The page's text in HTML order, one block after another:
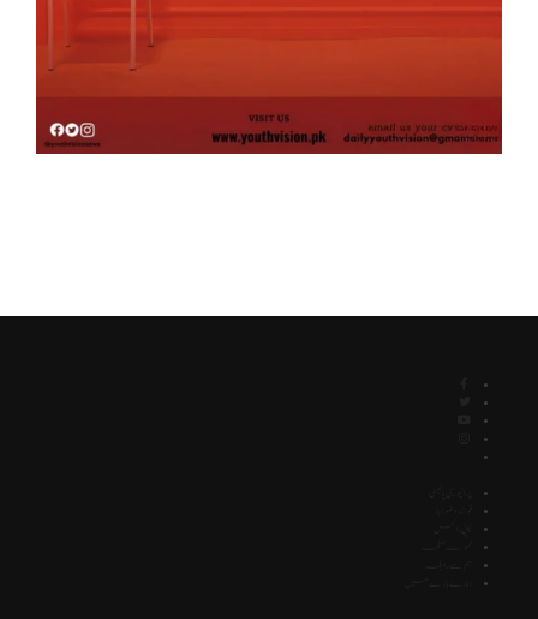
پرائیویسی پالیسی
قوائد و ضوابط
کاپی رائٹس
نمونہ صفحہ
ہم سے رابطہ
ہمارے بارے میں